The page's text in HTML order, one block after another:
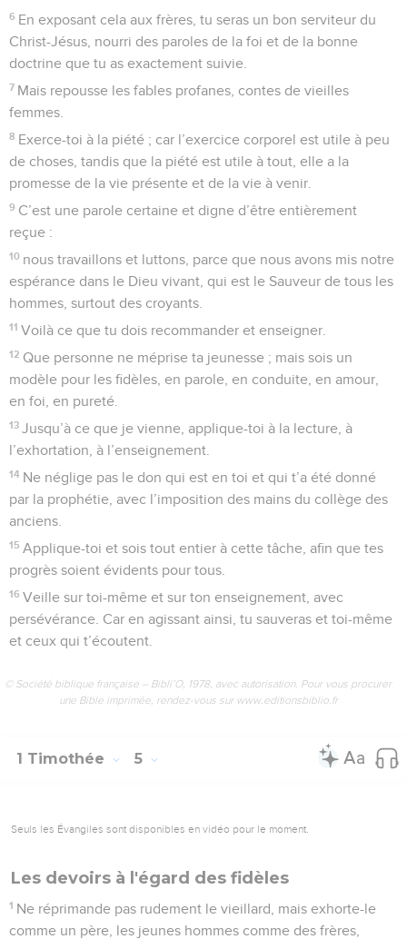
6 En exposant cela aux frères, tu seras un bon serviteur du
Christ-Jésus, nourri des paroles de la foi et de la bonne
doctrine que tu as exactement suivie.
7 Mais repousse les fables profanes, contes de vieilles
femmes.
8 Exerce-toi à la piété ; car l’exercice corporel est utile à peu
de choses, tandis que la piété est utile à tout, elle a la
promesse de la vie présente et de la vie à venir.
9 C’est une parole certaine et digne d’être entièrement
reçue :
10 nous travaillons et luttons, parce que nous avons mis notre
espérance dans le Dieu vivant, qui est le Sauveur de tous les
hommes, surtout des croyants.
11 Voilà ce que tu dois recommander et enseigner.
12 Que personne ne méprise ta jeunesse ; mais sois un
modèle pour les fidèles, en parole, en conduite, en amour,
en foi, en pureté.
13 Jusqu’à ce que je vienne, applique-toi à la lecture, à
l’exhortation, à l’enseignement.
14 Ne néglige pas le don qui est en toi et qui t’a été donné
par la prophétie, avec l’imposition des mains du collège des
anciens.
15 Applique-toi et sois tout entier à cette tâche, afin que tes
progrès soient évidents pour tous.
16 Veille sur toi-même et sur ton enseignement, avec
persévérance. Car en agissant ainsi, tu sauveras et toi-même
et ceux qui t’écoutent.
© Société biblique française – Bibli’O, 1978, avec autorisation. Pour vous procurer
une Bible imprimée, rendez-vous sur www.editionsbiblio.fr
1 Timothée 5
Seuls les Évangiles sont disponibles en vidéo pour le moment.
Les devoirs à l'égard des fidèles
1 Ne réprimande pas rudement le vieillard, mais exhorte-le
comme un père, les jeunes hommes comme des frères,